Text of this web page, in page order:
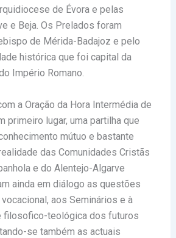
de Évora e pelas
e Beja. Os Prelados foram
de Mérida-Badajoz e pelo
histórica que foi capital da
Império Romano.
a Oração da Hora Intermédia de
primeiro lugar, uma partilha que
mútuo e bastante
das Comunidades Cristãs
e do Alentejo-Algarve
ainda em diálogo as questões
aos Seminários e à
filosofico-teológica dos futuros
se também as actuais